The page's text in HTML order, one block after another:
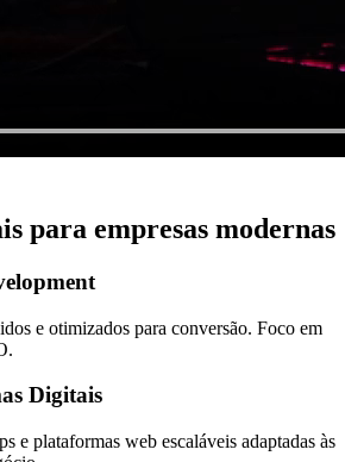
para empresas modernas
e otimizados para conversão. Foco em
Digitais
e plataformas web escaláveis adaptadas às